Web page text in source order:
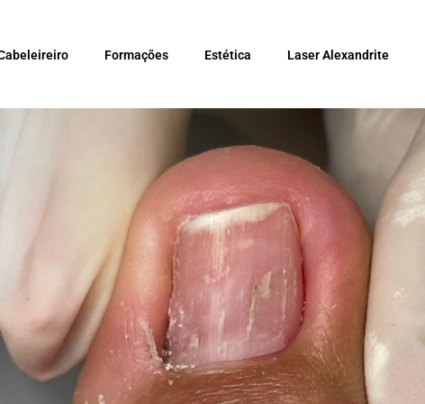
Formações Estética Laser Alexandrite